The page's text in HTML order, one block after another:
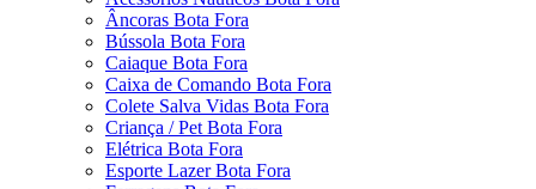
Âncoras Bota Fora
Bússola Bota Fora
Caiaque Bota Fora
Caixa de Comando Bota Fora
Colete Salva Vidas Bota Fora
Criança / Pet Bota Fora
Elétrica Bota Fora
Esporte Lazer Bota Fora